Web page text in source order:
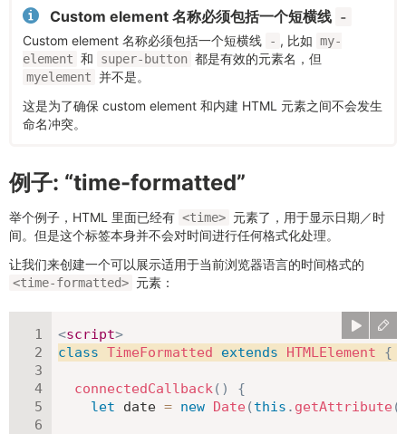
Custom element 名称必须包括一个短横线 -
Custom element 名称必须包括一个短横线 - , 比如 my-
element 和 super-button 都是有效的元素名，但
myelement 并不是。
这是为了确保 custom element 和内建 HTML 元素之间不会发生
命名冲突。
例子: “time-formatted”
举个例子，HTML 里面已经有 <time> 元素了，用于显示日期／时
间。但是这个标签本身并不会对时间进行任何格式化处理。
让我们来创建一个可以展示适用于当前浏览器语言的时间格式的
<time-formatted> 元素：
<script>
class TimeFormatted extends HTMLElement {
connectedCallback( )
{
let date = new Date (this . getAttribute (